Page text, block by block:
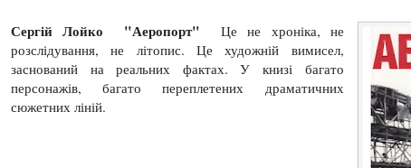
Сергій Лойко "Аеропорт"
Це не хроніка, не
розслідування, не літопис. Це художній вимисел,
заснований на реальних фактах. У книзі багато
персонажів, багато переплетених драматичних
сюжетних ліній.